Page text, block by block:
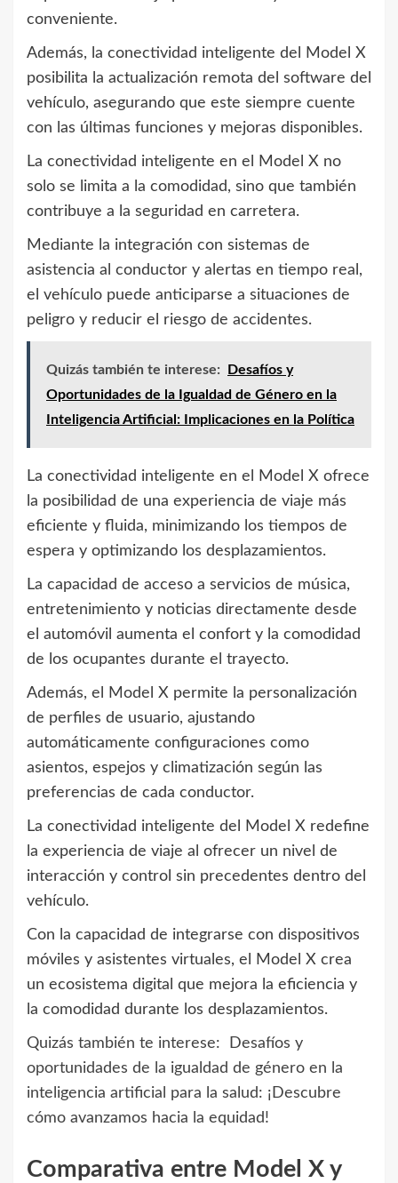
conveniente.
Además, la conectividad inteligente del Model X
posibilita la actualización remota del software del
vehículo, asegurando que este siempre cuente
con las últimas funciones y mejoras disponibles.
La conectividad inteligente en el Model X no
solo se limita a la comodidad, sino que también
contribuye a la seguridad en carretera.
Mediante la integración con sistemas de
asistencia al conductor y alertas en tiempo real,
el vehículo puede anticiparse a situaciones de
peligro y reducir el riesgo de accidentes.
Quizás también te interese:
Desafíos y
Oportunidades de la Igualdad de Género en la
Inteligencia Artificial: Implicaciones en la Política
La conectividad inteligente en el Model X ofrece
la posibilidad de una experiencia de viaje más
eficiente y fluida, minimizando los tiempos de
espera y optimizando los desplazamientos.
La capacidad de acceso a servicios de música,
entretenimiento y noticias directamente desde
el automóvil aumenta el confort y la comodidad
de los ocupantes durante el trayecto.
Además, el Model X permite la personalización
de perfiles de usuario, ajustando
automáticamente configuraciones como
asientos, espejos y climatización según las
preferencias de cada conductor.
La conectividad inteligente del Model X redefine
la experiencia de viaje al ofrecer un nivel de
interacción y control sin precedentes dentro del
vehículo.
Con la capacidad de integrarse con dispositivos
móviles y asistentes virtuales, el Model X crea
un ecosistema digital que mejora la eficiencia y
la comodidad durante los desplazamientos.
Quizás también te interese:
Desafíos y
oportunidades de la igualdad de género en la
inteligencia artificial para la salud: ¡Descubre
cómo avanzamos hacia la equidad!
Comparativa entre Model X y